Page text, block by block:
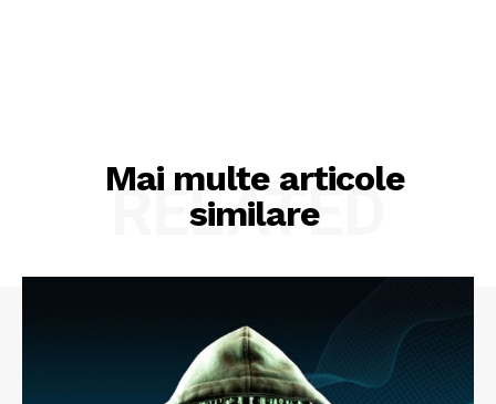
Mai multe articole
similare
RELATED